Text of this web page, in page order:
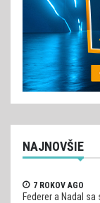
NAJNOVŠIE
7 ROKOV AGO
Federer a Nadal